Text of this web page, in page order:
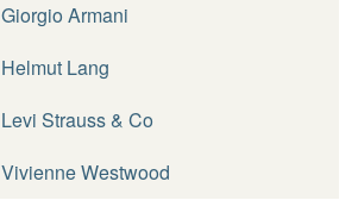
Giorgio Armani
Helmut Lang
Levi Strauss & Co
Vivienne Westwood